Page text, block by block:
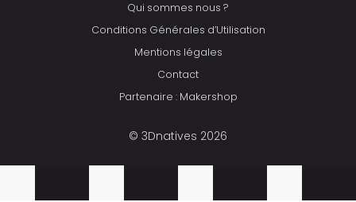
Qui sommes nous ?
Conditions Générales d’Utilisation
Mentions légales
Contact
Partenaire : Makershop
© 3Dnatives 2026